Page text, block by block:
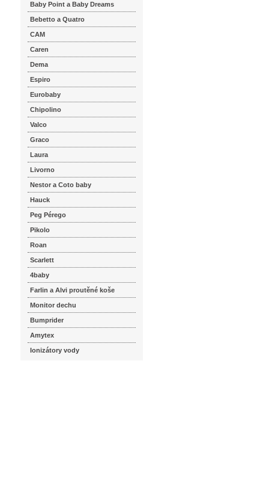
Baby Point a Baby Dreams
Bebetto a Quatro
CAM
Caren
Dema
Espiro
Eurobaby
Chipolino
Valco
Graco
Laura
Livorno
Nestor a Coto baby
Hauck
Peg Pérego
Pikolo
Roan
Scarlett
4baby
Farlin a Alvi proutěné koše
Monitor dechu
Bumprider
Amytex
Ionizátory vody